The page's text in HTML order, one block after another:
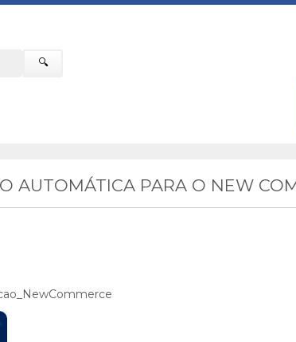
🔍
AUTOMÁTICA PARA O NEW